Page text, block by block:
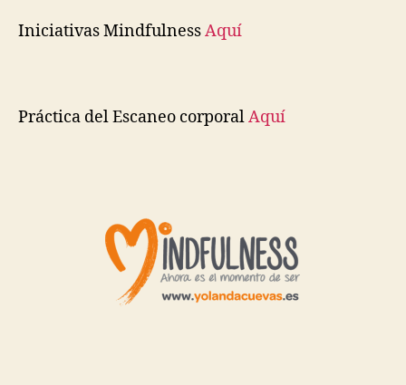
Iniciativas MindfulnessAquí
Práctica del Escaneo corporalAquí